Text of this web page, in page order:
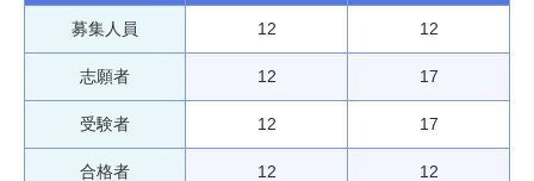
募集人員 12 12
志願者 12 17
受験者 12 17
合格者 12 12